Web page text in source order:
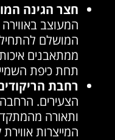
חצר הגינה
המעוצב
המושלם
ממתאבנים
תחת כיפת
רחבת
הצעירים.
ותאורה
המייצרות